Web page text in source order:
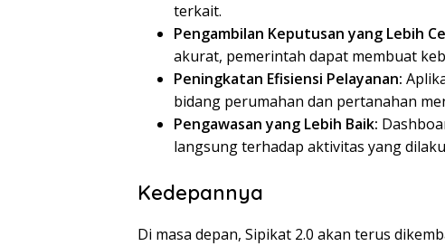
terkait.
Pengambilan Keputusan yang Lebih
akurat, pemerintah dapat membuat
Peningkatan Efisiensi Pelayanan:
bidang perumahan dan pertanahan
Pengawasan yang Lebih Baik:
langsung terhadap aktivitas yang
Kedepannya
Di masa depan, Sipikat 2.0 akan terus